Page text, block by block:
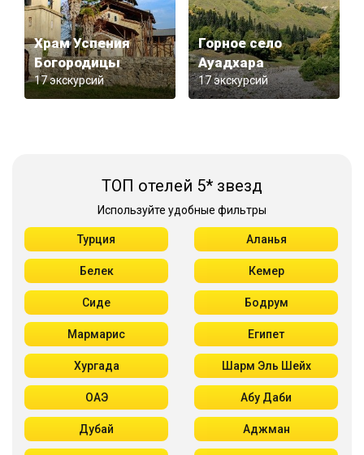
Храм Успения
Богородицы
17 экскурсий
Горное село
Ауадхара
17 экскурсий
ТОП отелей 5* звезд
Используйте удобные фильтры
Турция Аланья
Белек Кемер
Сиде Бодрум
Мармарис Египет
Хургада Шарм Эль Шейх
ОАЭ Абу Даби
Дубай Аджман